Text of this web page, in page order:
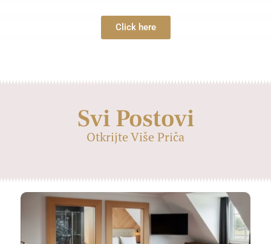
Click here
Svi Postovi
Otkrijte Više Priča